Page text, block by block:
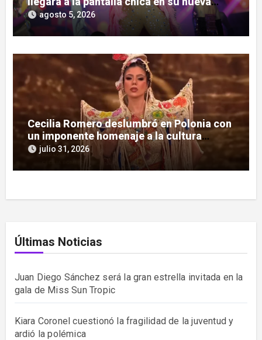
serie documental
agosto 5, 2026
Cecilia Romero deslumbró en Polonia con
un imponente homenaje a la cultura
guaraní
julio 31, 2026
Últimas Noticias
Juan Diego Sánchez será la gran estrella invitada en la
gala de Miss Sun Tropic
Kiara Coronel cuestionó la fragilidad de la juventud y
ardió la polémica